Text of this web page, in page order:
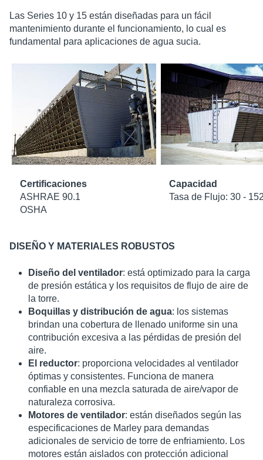
Las Series 10 y 15 están diseñadas para un fácil
mantenimiento durante el funcionamiento, lo cual es
fundamental para aplicaciones de agua sucia.
Certificaciones
ASHRAE 90.1
OSHA
Capacidad
Tasa de Flujo: 30 -
DISEÑO Y MATERIALES ROBUSTOS
Diseño del ventilador: está optimizado para la carga
de presión estática y los requisitos de flujo de aire de
la torre.
Boquillas y distribución de agua: los sistemas
brindan una cobertura de llenado uniforme sin una
contribución excesiva a las pérdidas de presión del
aire.
El reductor: proporciona velocidades al ventilador
óptimas y consistentes. Funciona de manera
confiable en una mezcla saturada de aire/vapor de
naturaleza corrosiva.
Motores de ventilador: están diseñados según las
especificaciones de Marley para demandas
adicionales de servicio de torre de enfriamiento. Los
motores están aislados con protección adicional